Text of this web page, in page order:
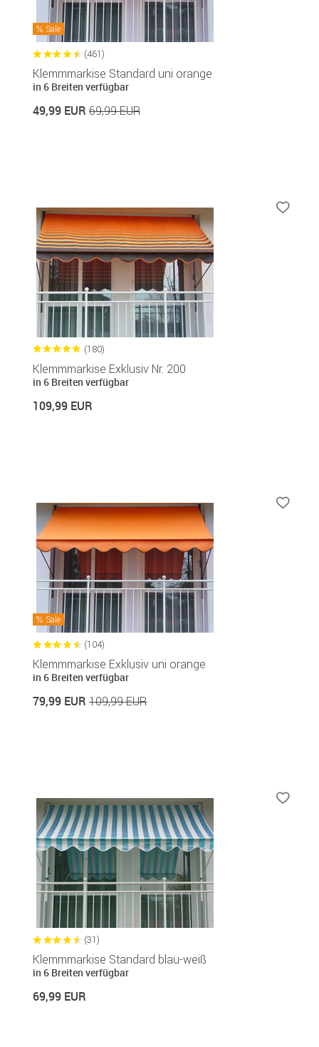
Sale
(461)
Klemmmarkise Standard uni orange
in 6 Breiten verfügbar
49,99 EUR 69,99 EUR
(180)
Klemmmarkise Exklusiv Nr. 200
in 6 Breiten verfügbar
109,99 EUR
Sale
(104)
Klemmmarkise Exklusiv uni orange
in 6 Breiten verfügbar
79,99 EUR 109,99 EUR
(31)
Klemmmarkise Standard blau-weiß
in 6 Breiten verfügbar
69,99 EUR